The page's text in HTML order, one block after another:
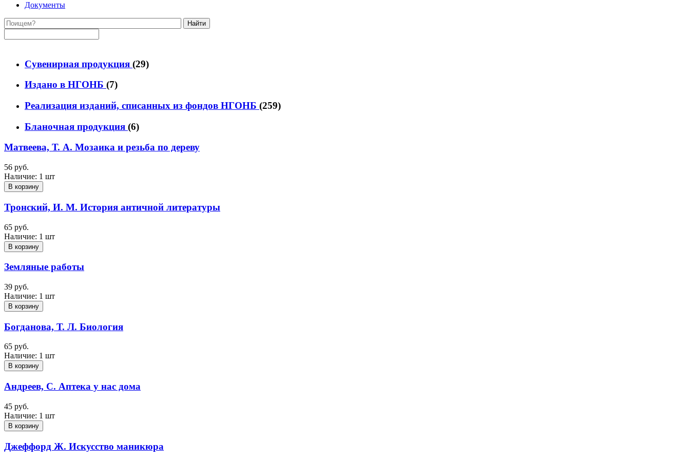
Документы
Найти
Сувенирная продукция (29)
Издано в НГОНБ (7)
Реализация изданий, списанных из фондов НГОНБ (259)
Бланочная продукция (6)
Матвеева, Т. А. Мозаика и резьба по дереву
56 руб.
Наличие: 1 шт
В корзину
Тронский, И. М. История античной литературы
65 руб.
Наличие: 1 шт
В корзину
Земляные работы
39 руб.
Наличие: 1 шт
В корзину
Богданова, Т. Л. Биология
65 руб.
Наличие: 1 шт
В корзину
Андреев, С. Аптека у нас дома
45 руб.
Наличие: 1 шт
В корзину
Джеффорд Ж. Искусство маникюра